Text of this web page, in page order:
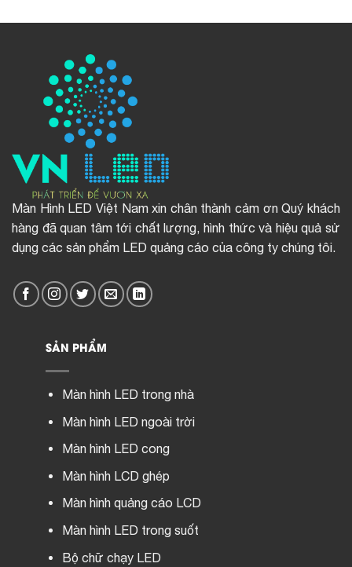
Màn Hình LED Việt Nam xin chân thành cảm ơn Quý khách
hàng đã quan tâm tới chất lượng, hình thức và hiệu quả sử
dụng các sản phẩm LED quảng cáo của công ty chúng tôi.
SẢN PHẨM
Màn hình LED trong nhà
Màn hình LED ngoài trời
Màn hình LED cong
Màn hình LCD ghép
Màn hình quảng cáo LCD
Màn hình LED trong suốt
Bộ chữ chạy LED